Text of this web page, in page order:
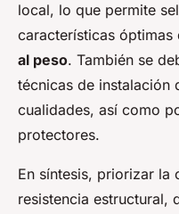
local, lo que permite
características óptimas
al peso. También se
técnicas de instalación
cualidades, así como
protectores.
En síntesis, priorizar la
resistencia estructural,